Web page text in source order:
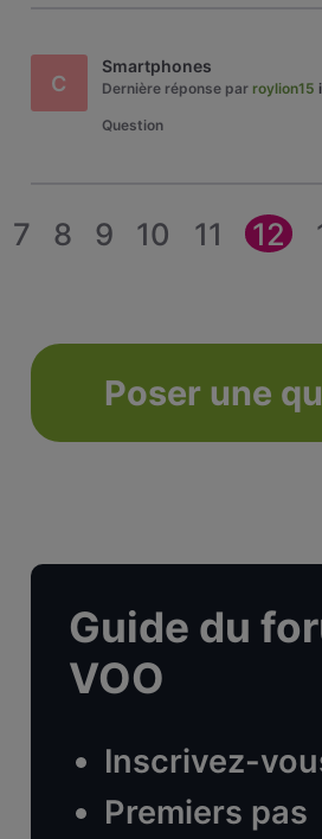
C
Smartphones
Dernière réponse par roylion15
Question
7 8 9 10 11 12
Poser une
Guide du
VOO
Inscrivez-
Premiers pas